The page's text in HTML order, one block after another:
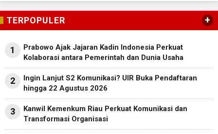
TERPOPULER +
1
Prabowo Ajak Jajaran Kadin Indonesia Perkuat
Kolaborasi antara Pemerintah dan Dunia Usaha
2
Ingin Lanjut S2 Komunikasi? UIR Buka Pendaftaran
hingga 22 Agustus 2026
3
Kanwil Kemenkum Riau Perkuat Komunikasi dan
Transformasi Organisasi